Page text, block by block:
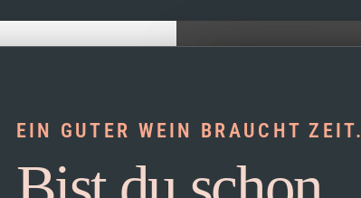
Akzeptieren
EIN GUTER WEIN BRAUCHT ZEIT.